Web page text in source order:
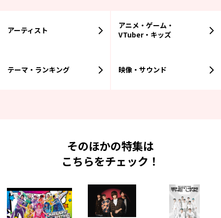
アーティスト
アニメ・ゲーム・
VTuber・キッズ
テーマ・ランキング 映像・サウンド
そのほかの特集は
こちらをチェック！